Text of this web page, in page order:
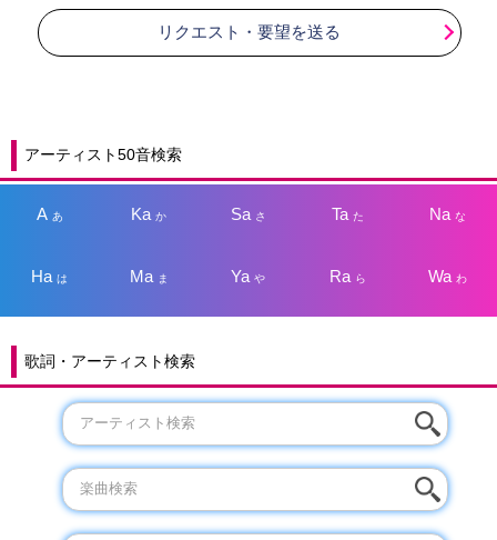
リクエスト・要望を送る
アーティスト50音検索
A あ Kaか Sa さ Taた Na な
Haは Ma ま Yaや Ra ら Wa わ
歌詞・アーティスト検索